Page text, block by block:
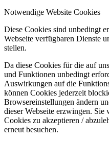
Notwendige Website Cookies
Diese Cookies sind unbedingt
Webseite verfügbaren Dienste
stellen.
Da diese Cookies für die auf
und Funktionen unbedingt
Auswirkungen auf die
können Cookies jederzeit
Browsereinstellungen ändern
dieser Webseite erzwingen.
Cookies zu akzeptieren /
erneut besuchen.